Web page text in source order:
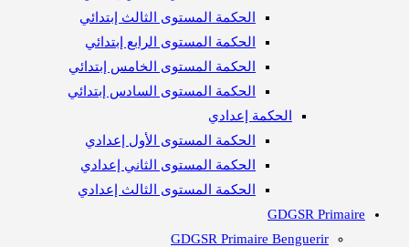
الحكمة المستوى الثالث إبتدائي
الحكمة المستوى الرابع إبتدائي
الحكمة المستوى الخامس إبتدائي
الحكمة المستوى السادس إبتدائي
الحكمة إعدادي
الحكمة المستوى الأول إعدادي
الحكمة المستوى الثاني إعدادي
الحكمة المستوى الثالث إعدادي
GDGSR Primaire
GDGSR Primaire Benguerir